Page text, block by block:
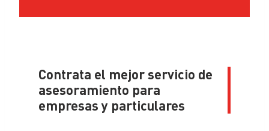
Contrata el mejor servicio de
asesoramiento para
empresas y particulares